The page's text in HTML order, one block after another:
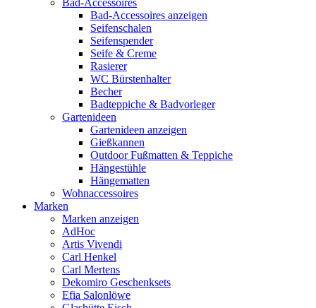
Bad-Accessoires anzeigen
Seifenschalen
Seifenspender
Seife & Creme
Rasierer
WC Bürstenhalter
Becher
Badteppiche & Badvorleger
Gartenideen
Gartenideen anzeigen
Gießkannen
Outdoor Fußmatten & Teppiche
Hängestühle
Hängematten
Wohnaccessoires
Marken
Marken anzeigen
AdHoc
Artis Vivendi
Carl Henkel
Carl Mertens
Dekomiro Geschenksets
Efia Salonlöwe